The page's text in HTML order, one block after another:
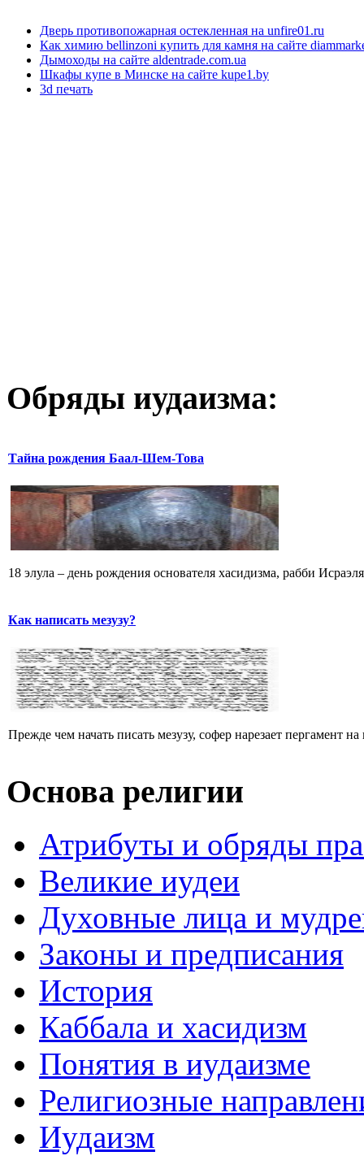
Дверь противопожарная остекленная на unfire01.ru
Как химию bellinzoni купить для камня на сайте
Дымоходы на сайте aldentrade.com.ua
Шкафы купе в Минске на сайте kupe1.by
3d печать
Обряды иудаизма:
Тайна рождения Баал-Шем-Това
18 элула – день рождения основателя хасидизма, рабби
Как написать мезузу?
Прежде чем начать писать мезузу, софер нарезает пергамент
Основа религии
Атрибуты и обряды
Великие иудеи
Духовные лица и
Законы и предписания
История
Каббала и хасидизм
Понятия в иудаизме
Религиозные
Иудаизм